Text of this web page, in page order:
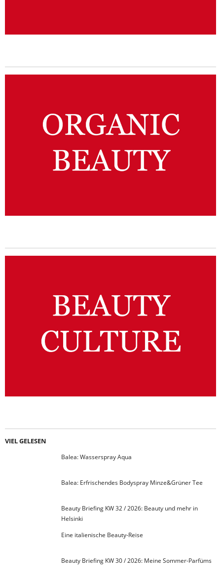
VIEL GELESEN
Balea: Wasserspray Aqua
Balea: Erfrischendes Bodyspray Minze&Grüner Tee
Beauty Briefing KW 32 / 2026: Beauty und mehr in
Helsinki
Eine italienische Beauty-Reise
Beauty Briefing KW 30 / 2026: Meine Sommer-Parfüms